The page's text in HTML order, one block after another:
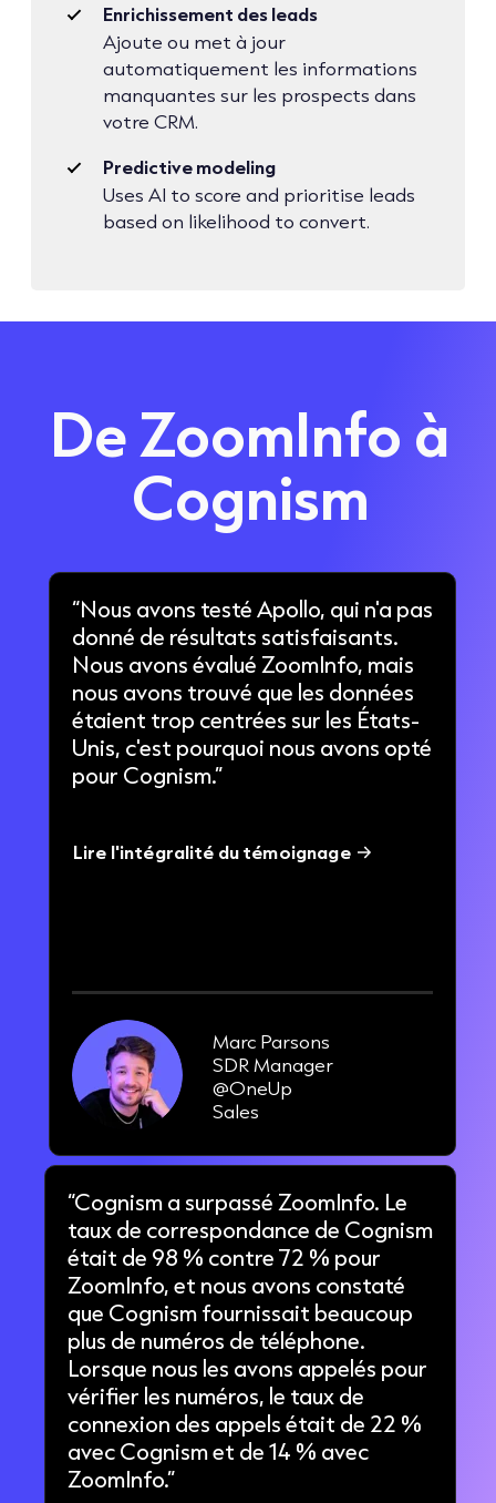
Enrichissement des leads
Ajoute ou met à jour
automatiquement les informations
manquantes sur les prospects dans
votre CRM.
Predictive modeling
Uses AI to score and prioritise leads
based on likelihood to convert.
DeZoomInfo à
Cognism
“Nous avons testé Apollo, qui n'a pas
donné de résultats satisfaisants.
Nous avons évalué ZoomInfo, mais
nous avons trouvé que les données
étaient trop centrées sur les États-
Unis, c'est pourquoi nous avons opté
pour Cognism.”
Lire l'intégralité du témoignage
Marc Parsons
SDR Manager
@OneUp
Sales
“Cognism a surpassé ZoomInfo. Le
taux de correspondance de Cognism
était de 98 % contre 72 % pour
ZoomInfo, et nous avons constaté
que Cognism fournissait beaucoup
plus de numéros de téléphone.
Lorsque nous les avons appelés pour
vérifier les numéros, le taux de
connexion des appels était de 22 %
avec Cognism et de 14 % avec
ZoomInfo.”